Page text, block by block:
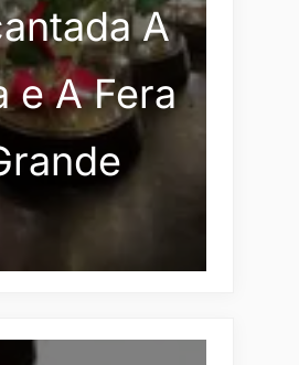
A
e A Fera